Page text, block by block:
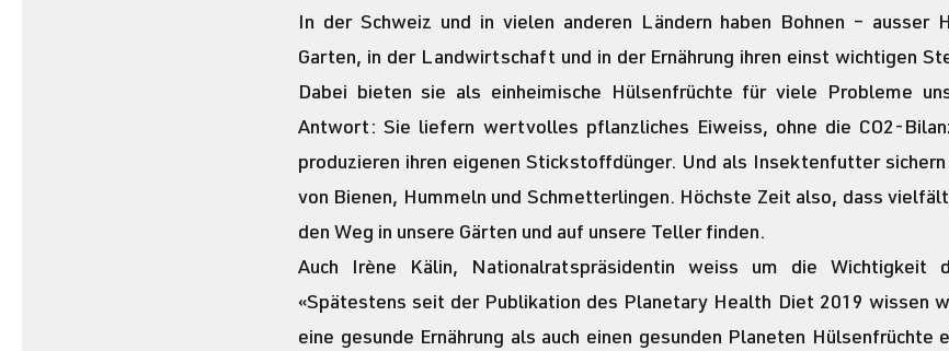
In der Schweiz und in vielen anderen Ländern haben Bohnen – ausser
Garten, in der Landwirtschaft und in der Ernährung ihren einst wichtigen
Dabei bieten sie als einheimische Hülsenfrüchte für viele Probleme
Antwort: Sie liefern wertvolles pflanzliches Eiweiss, ohne die CO2-
produzieren ihren eigenen Stickstoffdünger. Und als Insektenfutter
von Bienen, Hummeln und Schmetterlingen. Höchste Zeit also, dass
den Weg in unsere Gärten und auf unsere Teller finden.
Auch Irène Kälin, Nationalratspräsidentin weiss um die Wichtigkeit
«Spätestens seit der Publikation des Planetary Health Diet 2019 wissen
eine gesunde Ernährung als auch einen gesunden Planeten Hülsenfrüchte